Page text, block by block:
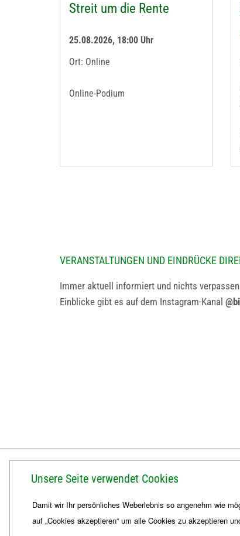
Streit um die Rente
25.08.2026, 18:00 Uhr
Ort: Online
Online-Podium
VERANSTALTUNGEN UND EINDRÜCKE
Immer aktuell informiert und nichts
Einblicke gibt es auf dem Instagram-Kanal
BISTUM ERFURT
Bischöfliches Ordinariat
Herrmannsplatz 9, 99084 Erfurt
Unsere Seite verwendet Cookies
Damit wir Ihr persönliches Weberlebnis so angenehm wie
auf „Cookies akzeptieren“ um alle Cookies zu akzeptieren